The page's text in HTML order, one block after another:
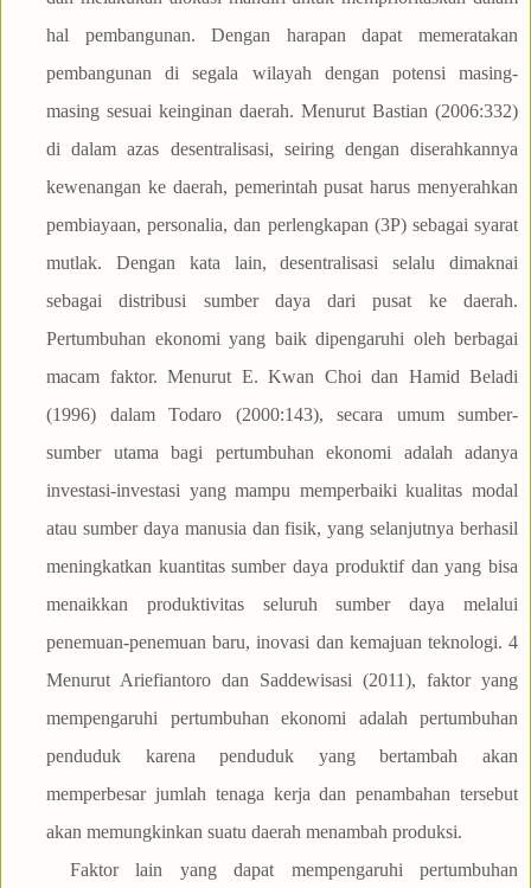
hal pembangunan. Dengan harapan dapat memeratakan
pembangunan di segala wilayah dengan potensi masing-
masing sesuai keinginan daerah. Menurut Bastian (2006:332)
di dalam azas desentralisasi, seiring dengan diserahkannya
kewenangan ke daerah, pemerintah pusat harus menyerahkan
pembiayaan, personalia, dan perlengkapan (3P) sebagai syarat
mutlak. Dengan kata lain, desentralisasi selalu dimaknai
sebagai distribusi sumber daya dari pusat ke daerah.
Pertumbuhan ekonomi yang baik dipengaruhi oleh berbagai
macam faktor. Menurut E. Kwan Choi dan Hamid Beladi
(1996) dalam Todaro (2000:143), secara umum sumber-
sumber utama bagi pertumbuhan ekonomi adalah adanya
investasi-investasi yang mampu memperbaiki kualitas modal
atau sumber daya manusia dan fisik, yang selanjutnya berhasil
meningkatkan kuantitas sumber daya produktif dan yang bisa
menaikkan produktivitas seluruh sumber daya melalui
penemuan-penemuan baru, inovasi dan kemajuan teknologi. 4
Menurut Ariefiantoro dan Saddewisasi (2011), faktor yang
mempengaruhi pertumbuhan ekonomi adalah pertumbuhan
penduduk karena penduduk yang bertambah akan
memperbesar jumlah tenaga kerja dan penambahan tersebut
akan memungkinkan suatu daerah menambah produksi.
Faktor lain yang dapat mempengaruhi pertumbuhan